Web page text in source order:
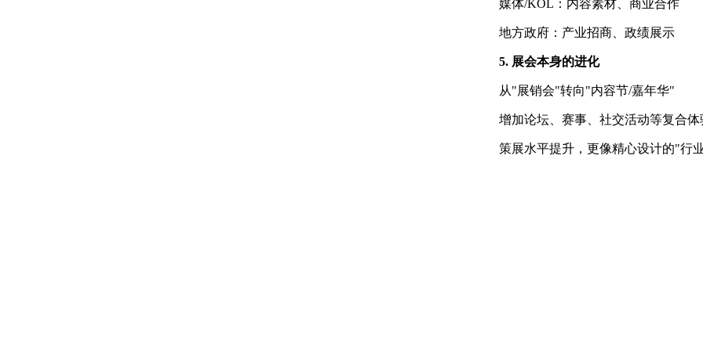
媒体/KOL：内容素材、商业合作
地方政府：产业招商、政绩展示
5. 展会本身的进化
从"展销会"转向"内容节/嘉年华"
增加论坛、赛事、社交活动等复合体
策展水平提升，更像精心设计的"行